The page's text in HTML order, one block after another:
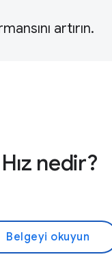
artırın.
Hız nedir?
Belgeyi okuyun